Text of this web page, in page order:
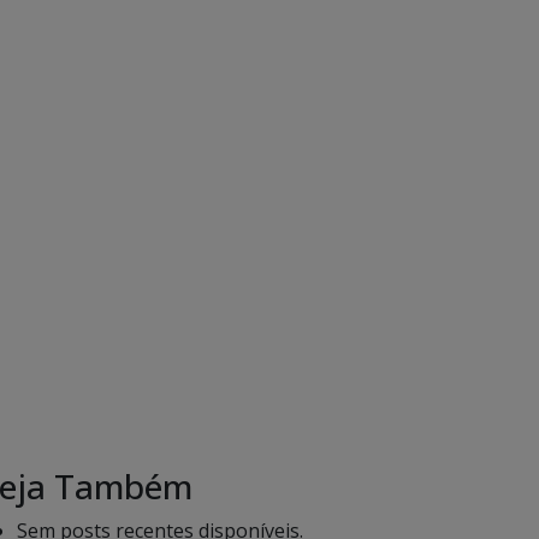
Também
Sem posts recentes disponíveis.